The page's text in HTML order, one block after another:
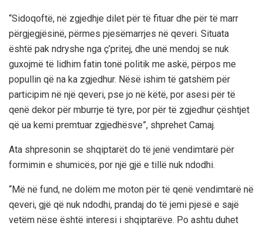
“Sidoqoftë, në zgjedhje dilet për të fituar dhe për të marr
përgjegjësinë, përmes pjesëmarrjes në qeveri. Situata
është pak ndryshe nga ç’pritej, dhe unë mendoj se nuk
guxojmë të lidhim fatin tonë politik me askë, përpos me
popullin që na ka zgjedhur. Nësë ishim të gatshëm për
participim në një qeveri, pse jo në këtë, por asesi për të
qenë dekor për mburrje të tyre, por për të zgjedhur çështjet
që ua kemi premtuar zgjedhësve”, shprehet Camaj.
Ata shpresonin se shqiptarët do të jenë vendimtarë për
formimin e shumicës, por një gjë e tillë nuk ndodhi.
“Më në fund, ne dolëm me moton për të qenë vendimtarë në
qeveri, gjë që nuk ndodhi, prandaj do të jemi pjesë e sajë
vetëm nëse është interesi i shqiptarëve. Po ashtu duhet